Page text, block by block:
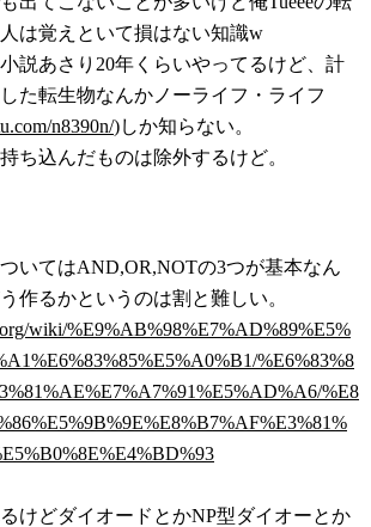
は覚えといて損はない知識w
説あさり20年くらいやってるけど、計
た転生物なんかノーライフ・ライフ
n8390n/)しか知らない。
ち込んだものは除外するけど。
いてはAND,OR,NOTの3つが基本なん
作るかというのは割と難しい。
wiki/%E9%AB%98%E7%AD%89%E5%
%E6%83%8
%E8
けどダイオードとかNP型ダイオーとか